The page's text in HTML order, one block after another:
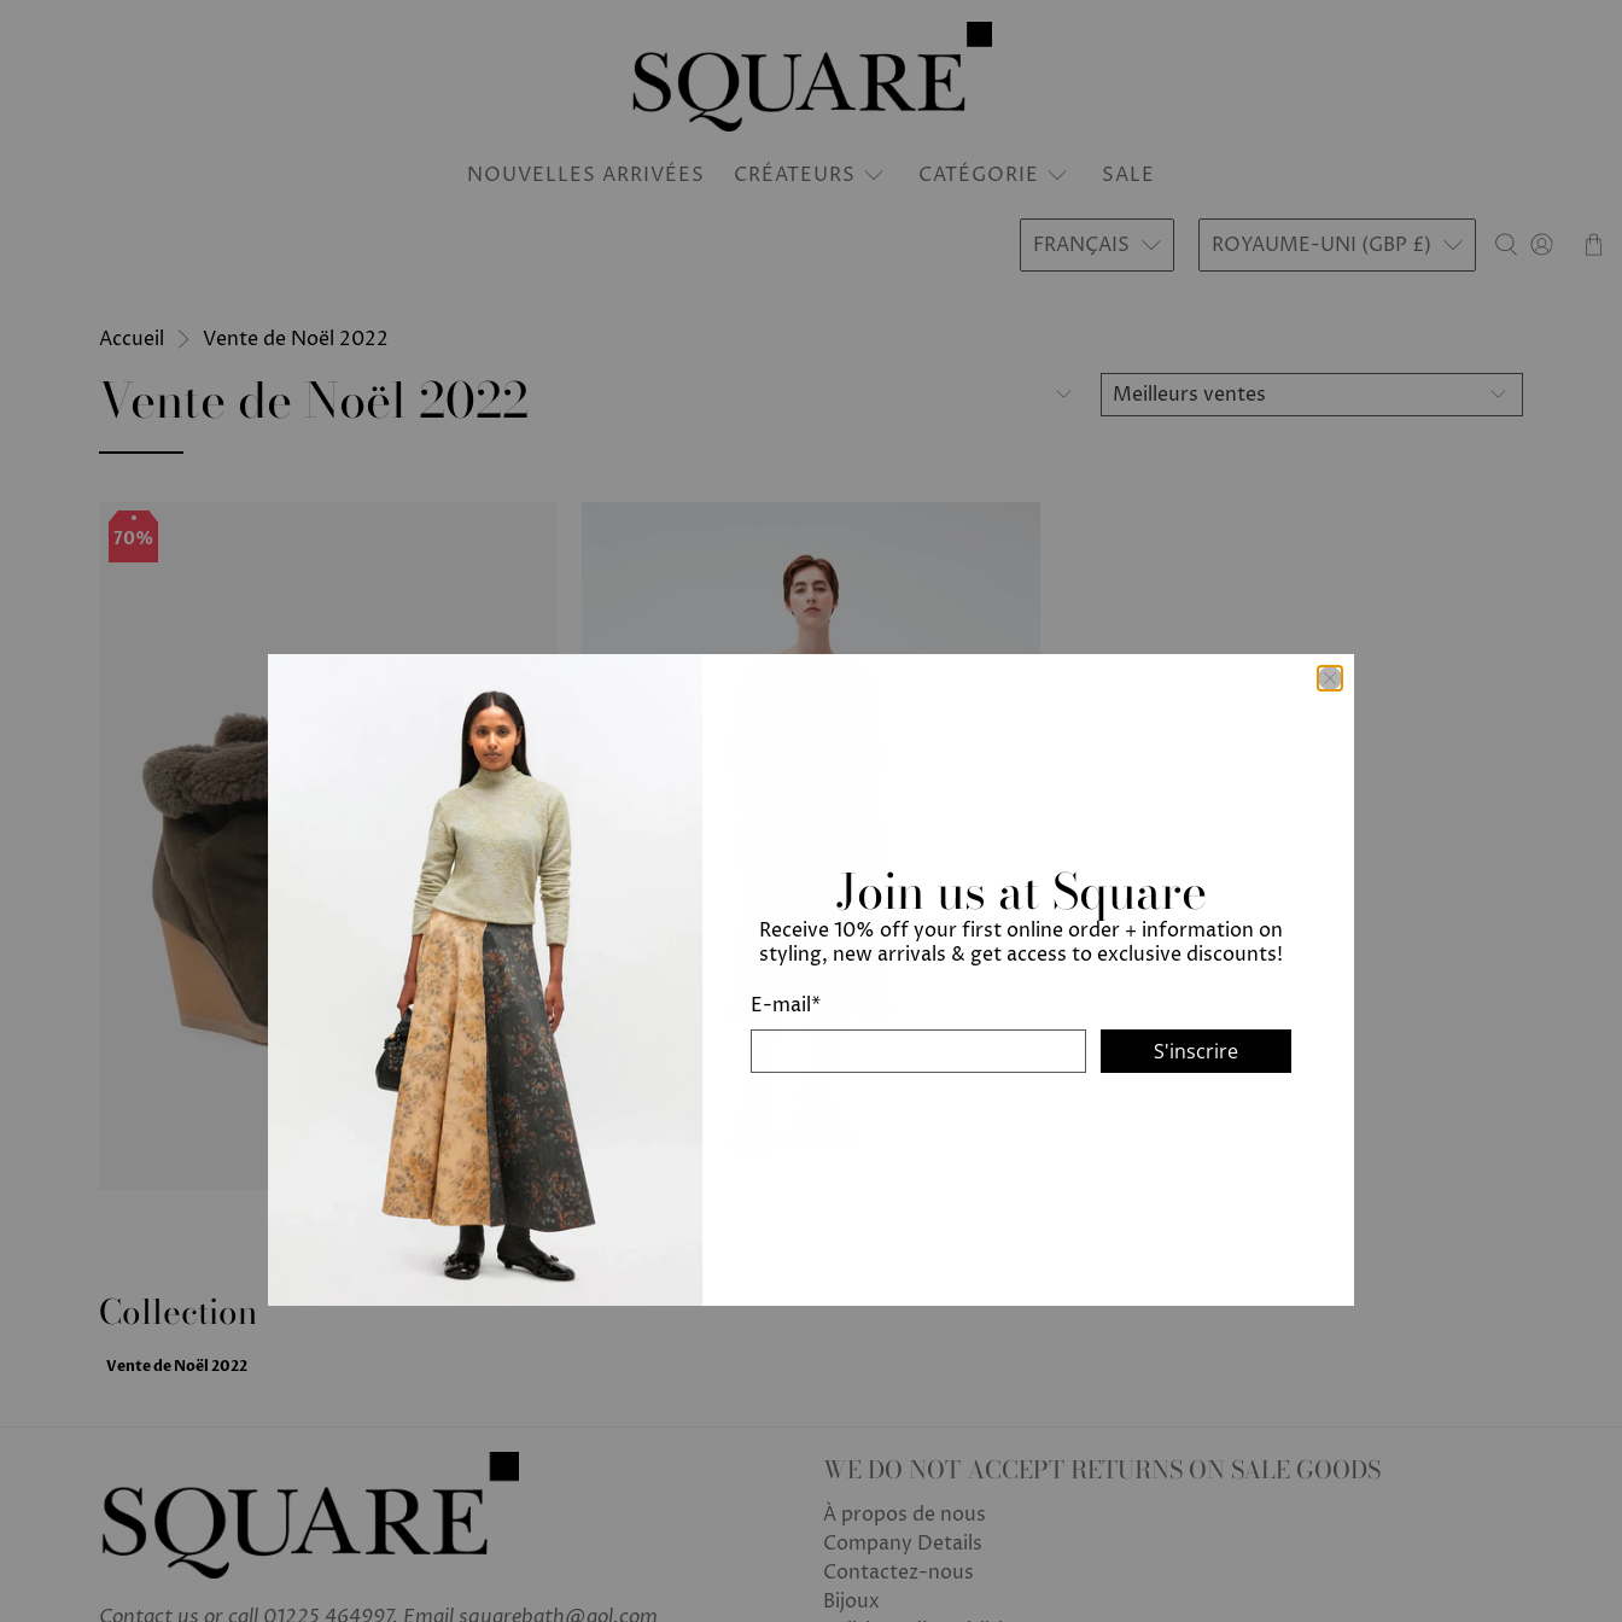
NOUVELLES ARRIVÉES CRÉATEURS CATÉGORIE SALE
FRANÇAIS ROYAUME-UNI (GBP £)
Accueil Vente de Noël 2022
Vente de Noël 2022
70%
70%
Collection
Vente de Noël 2022
WE DO NOT ACCEPT RETURNS ON SALE GOODS
À propos de nous
Company Details
Contactez-nous
Bijoux
Join us at Square
Receive 10% off your first online order + information on
styling, new arrivals & get access to exclusive discounts!
E-mail*
S'inscrire